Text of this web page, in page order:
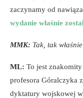
zaczynamy od
wydanie właśnie
MMK: Tak, tak
ML: To jest
profesora Góralczyka
dyktatury wojskowej